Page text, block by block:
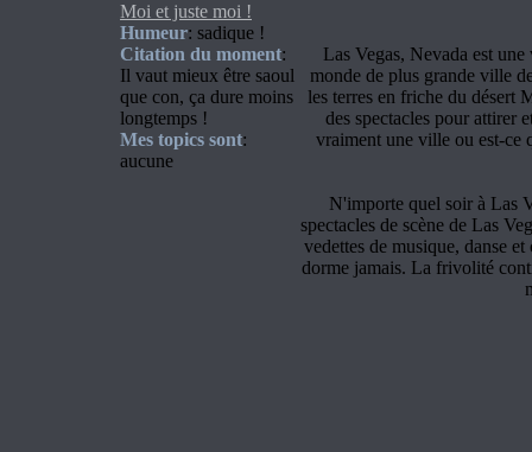
Moi et juste moi !
Humeur: sadique !
Citation du moment:
Il vaut mieux être saoul
que con, ça dure moins
longtemps !
Mes topics sont:
aucune
Las Vegas, Nevada est
monde de plus grande ville
les terres en friche du désert
des spectacles pour attirer
vraiment une ville ou est-ce
N'importe quel soir à Las
spectacles de scène de Las
vedettes de musique, danse
dorme jamais. La frivolité